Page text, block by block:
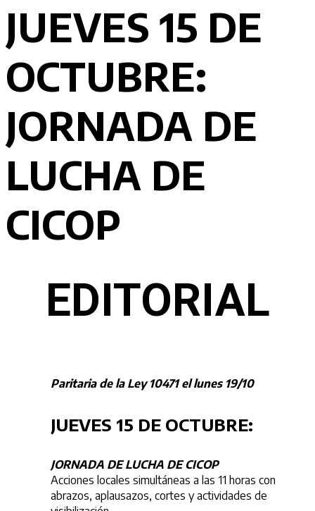
JUEVES 15 DE
OCTUBRE:
JORNADA DE
LUCHA DE
CICOP
EDITORIAL
Paritaria de la Ley 10471 el lunes 19/10
JUEVES 15 DE OCTUBRE:
JORNADA DE LUCHA DE CICOP
Acciones locales simultáneas a las 11 horas con
abrazos, aplausazos, cortes y actividades de